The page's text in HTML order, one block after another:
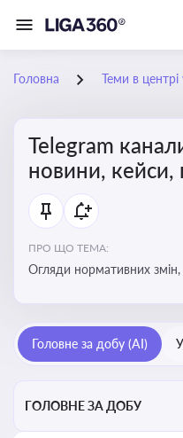
Головна Теми в центрі
Telegram
новини, кейси,
ПРО ЩО ТЕМА:
Огляди нормативних змін,
адвокатів
Головне за добу (AI)
ГОЛОВНЕ ЗА ДОБУ